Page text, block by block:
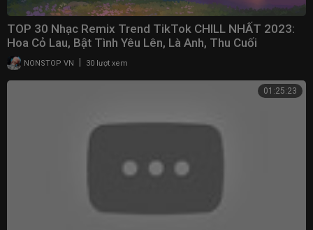
TOP 30 Nhạc Remix Trend TikTok CHILL NHẤT 2023:
Hoa Cỏ Lau, Bật Tình Yêu Lên, Là Anh, Thu Cuối
NONSTOP VN 30 lượt xem
01:25:23